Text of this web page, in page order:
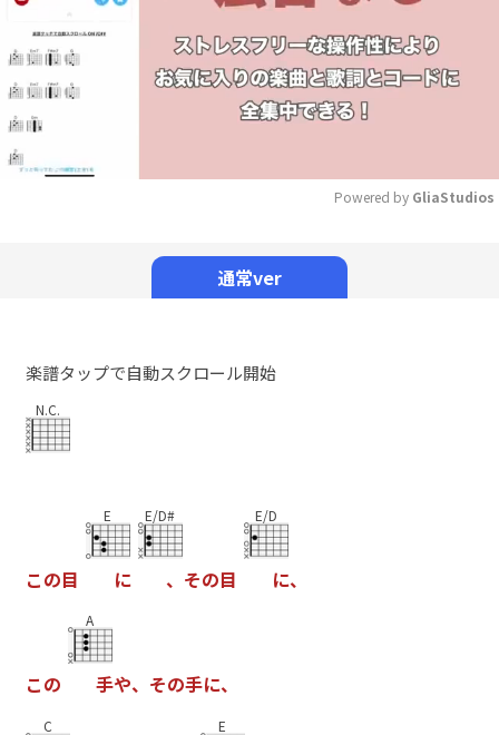
Powered by GliaStudios
通常ver
楽譜タップで自動スクロール開始
N.C.
この目
E
に
E/D#
、 その目
E/D
に、
この
A
手や、 その手に、
C E